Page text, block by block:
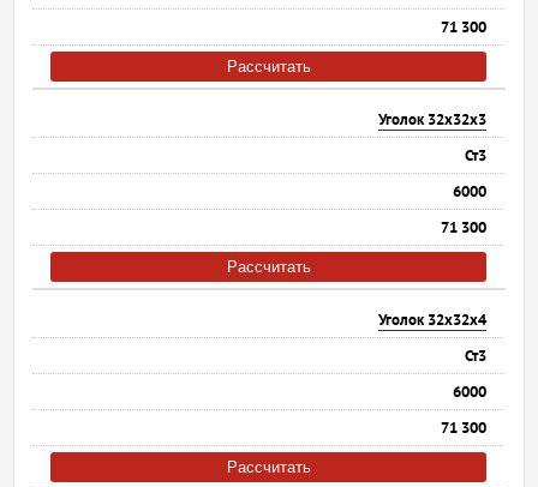
71 300
Рассчитать
Уголок 32х32х3
Ст3
6000
71 300
Рассчитать
Уголок 32х32х4
Ст3
6000
71 300
Рассчитать